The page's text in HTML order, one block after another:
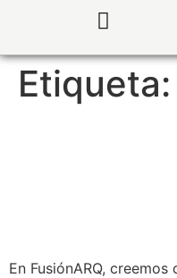
Etiqueta:
En FusiónARQ,